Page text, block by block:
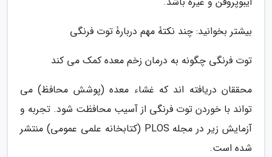
بیشتر بخوانید: چند نکتۀ مهم دربارۀ توت فرنگی
توت فرنگی چگونه به درمان زخم معده کمک می کند
محققان دریافته اند که غشاء معده (پوشش محافظ) می
تواند با خوردن توت فرنگی از آسیب محافظت شود. تجربه و
آزمایش زیر در مجله PLOS (کتابخانه علمی عمومی) منتشر
شده است.